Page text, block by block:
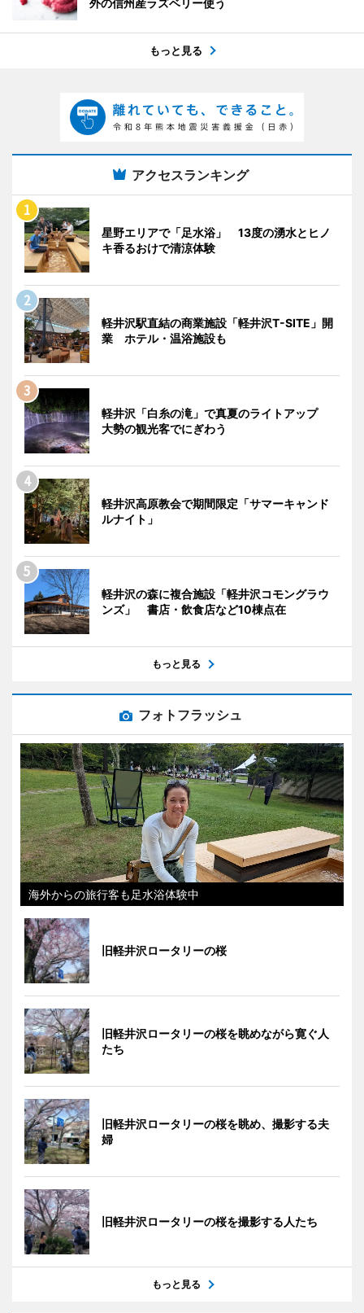
もっと見る
アクセスランキング
星野エリアで「足水浴」 13度の湧水とヒノ
キ香るおけで清涼体験
軽井沢駅直結の商業施設「軽井沢T-SITE」開
業 ホテル・温浴施設も
軽井沢「白糸の滝」で真夏のライトアップ
大勢の観光客でにぎわう
軽井沢高原教会で期間限定「サマーキャンド
ルナイト」
軽井沢の森に複合施設「軽井沢コモングラウ
ンズ」 書店・飲食店など10棟点在
もっと見る
フォトフラッシュ
海外からの旅行客も足水浴体験中
旧軽井沢ロータリーの桜
旧軽井沢ロータリーの桜を眺めながら寛ぐ人
たち
旧軽井沢ロータリーの桜を眺め、撮影する夫
婦
旧軽井沢ロータリーの桜を撮影する人たち
もっと見る